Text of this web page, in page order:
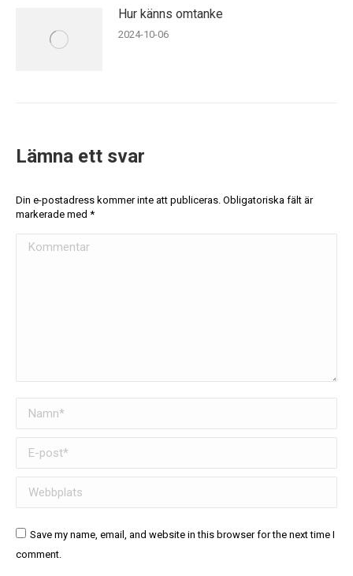
Hur känns omtanke
2024-10-06
Lämna ett svar
Din e-postadress kommer inte att publiceras. Obligatoriska fält är
markerade med *
Kommentar
Namn *
E-post *
Webbplats
Save my name, email, and website in this browser for the next time I
comment.